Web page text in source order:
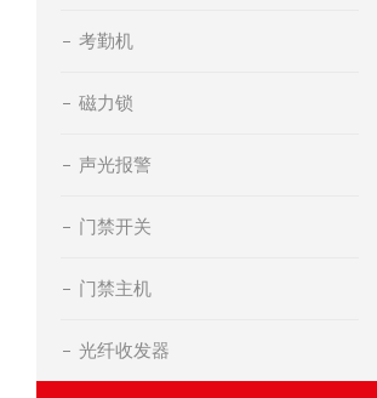
考勤机
磁力锁
声光报警
门禁开关
门禁主机
光纤收发器